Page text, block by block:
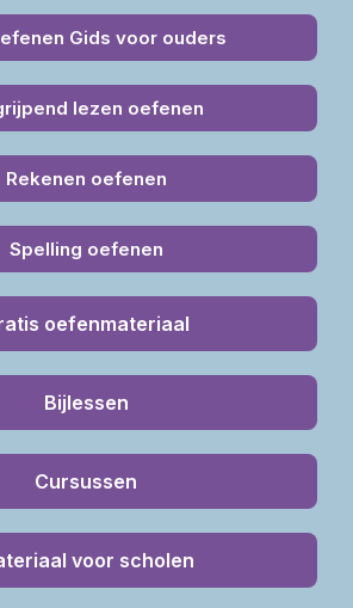
Gids voor ouders
lezen oefenen
Rekenen oefenen
Spelling oefenen
oefenmateriaal
Bijlessen
Cursussen
voor scholen